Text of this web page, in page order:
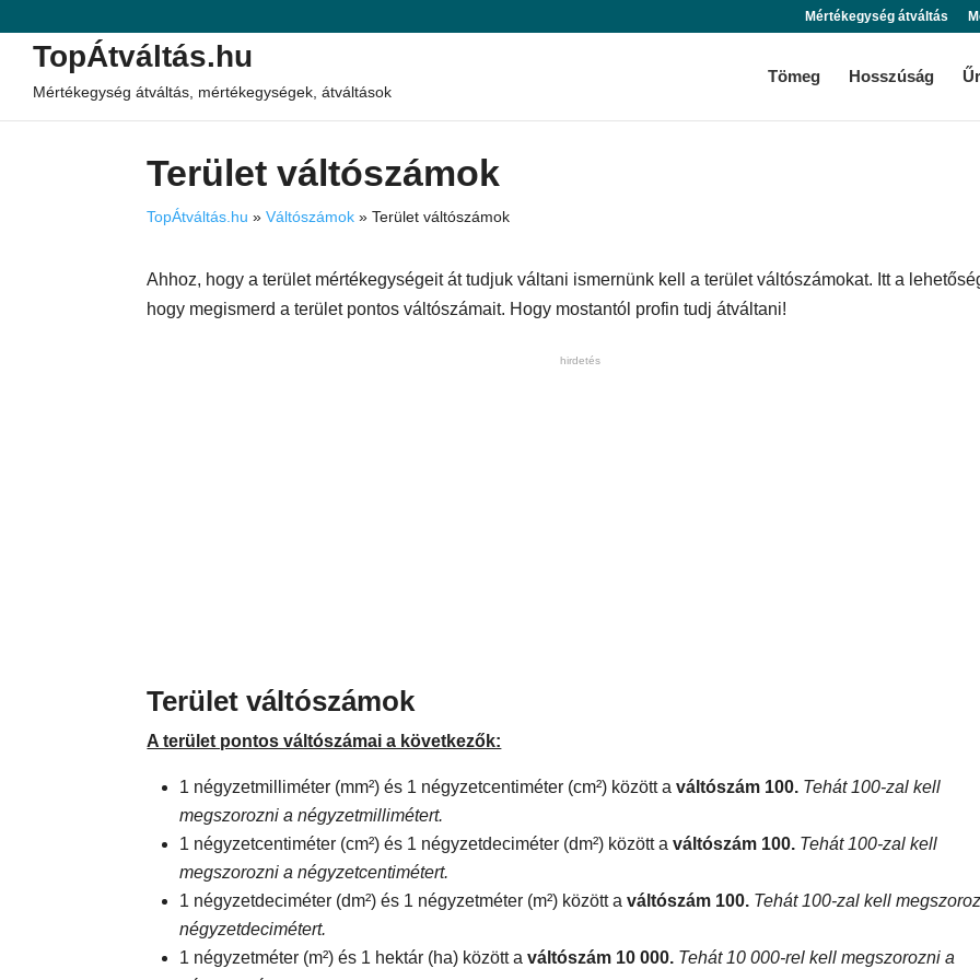
Mértékegység átváltás
TopÁtváltás.hu
Mértékegység átváltás, mértékegységek, átváltások
Tömeg Hosszúság
Terület váltószámok
TopÁtváltás.hu »Váltószámok »Terület váltószámok
Ahhoz, hogy a terület mértékegységeit át tudjuk váltani ismernünk kell a terület váltószámokat. Itt a
hogy megismerd a terület pontos váltószámait. Hogy mostantól profin tudj átváltani!
hirdetés
Terület váltószámok
A terület pontos váltószámai a következők:
1 négyzetmilliméter (mm²) és 1 négyzetcentiméter (cm²) között aváltószám 100. Tehát 100-zal kell
megszorozni a négyzetmillimétert.
1 négyzetcentiméter (cm²) és 1 négyzetdeciméter (dm²) között aváltószám 100. Tehát 100-zal kell
megszorozni a négyzetcentimétert.
1 négyzetdeciméter (dm²) és 1 négyzetméter (m²) között aváltószám 100. Tehát 100-zal kell
négyzetdecimétert.
1 négyzetméter (m²) és 1 hektár (ha) között aváltószám 10 000. Tehát 10 000-rel kell megszorozni a